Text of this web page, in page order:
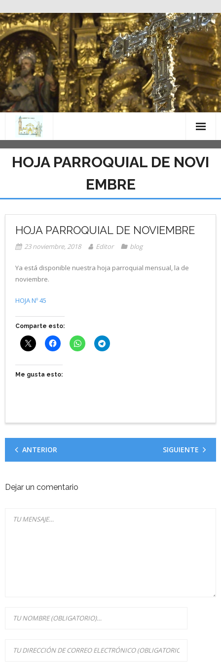
Saltar
al
contenido
HOJA PARROQUIAL DE NOVI
EMBRE
HOJA PARROQUIAL DE NOVIEMBRE
23 noviembre, 2018 Editor blog
Ya está disponible nuestra hoja parroquial mensual, la de
noviembre.
HOJA Nº 45
Comparte esto:
Me gusta esto:
ANTERIOR SIGUIENTE
Dejar un comentario